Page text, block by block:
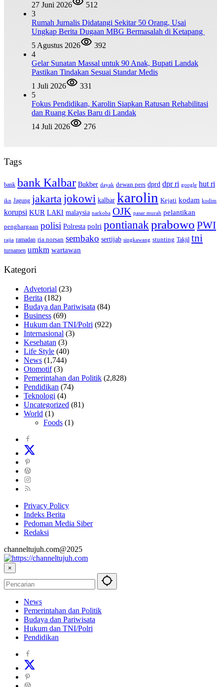
27 Juni 2026
512
3
Rumah Jurnalis Didatangi Sekitar 50 Orang, Usai
Ungkap Berita Dugaan MBG Bermasalah di Ketapang
5 Agustus 2026
392
4
Gelar Sunatan Massal untuk 90 Anak, Bupati Landak
Pastikan Tindakan Sesuai Standar Medis
1 Juli 2026
331
5
Fokus Pendidikan, Karolin Siapkan Ratusan Rehabilitasi
dan Ruang Kelas Baru di Landak
14 Juli 2026
276
Tags
bank bank Kalbar Bukber dayak dewan pers dprd dpr ri google hut ri
ikn Jagung jakarta jokowi kalbar karolin Kejati kodam kodim
korupsi KUR LAKI malaysia narkoba OJK pasar murah pelantikan
penghargaan polisi Polresta polri pontianakprabowo PWI
rajia ramadan ria norsan sembako sertijab singkawang stunting Takjil tni
turnamen umkm wartawan
Kategori
Advetorial (23)
Berita (182)
Budaya dan Pariwisata (84)
Business (69)
Hukum dan TNI/Polri (922)
Internasional (3)
Kesehatan (3)
Life Style (40)
News (1,744)
Otomotif(3)
Pemerintahan dan Politik (2,828)
Pendidikan (74)
Teknologi (4)
Uncategorized (81)
World (1)
Foods (1)
Privacy Policy
Indeks Berita
Pedoman Media Siber
Redaksi
channeltujuh.com@2025
×
News
Pemerintahan dan Politik
Budaya dan Pariwisata
Hukum dan TNI/Polri
Pendidikan